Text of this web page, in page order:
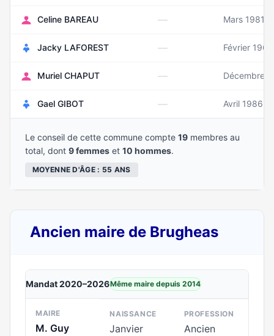
Celine BAREAU — Mars 1981
Jacky LAFOREST — Février 1967
Muriel CHAPUT — Décembre
Gael GIBOT — Avril 1986
Le conseil de cette commune compte 19 membres au
total, dont 9 femmes et 10 hommes.
MOYENNE D'ÂGE : 55 ANS
Ancien maire de Brugheas
Mandat 2020–2026Même maire depuis 2014
MAIRE
M. Guy
NAISSANCE
Janvier
PROFESSION
Ancien